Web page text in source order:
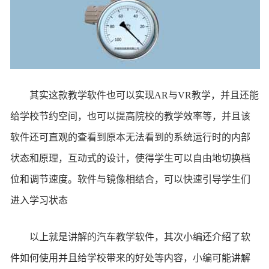
其实这款教学软件也可以实现AR与VR教学，并且还能
给学校节约空间，也可以提高院校的教学效率等，并且该
软件还可直观的查看到原本无法看到的系统运行时的内部
状态和原理，互动式的设计，使得学生可以自由地切换档
位和调节速度。软件与镜像相结合，可以快速引导学生们
进入学习状态
以上就是讲解的汽车教学软件，其次小编还介绍了软
件如何使用并且给学校带来的好处等内容，小编可能讲解